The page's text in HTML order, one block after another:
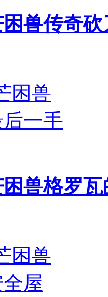
兽传奇
兽格罗